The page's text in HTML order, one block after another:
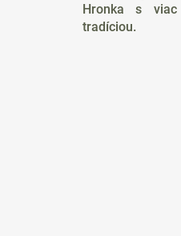
Hronka s
tradíciou.